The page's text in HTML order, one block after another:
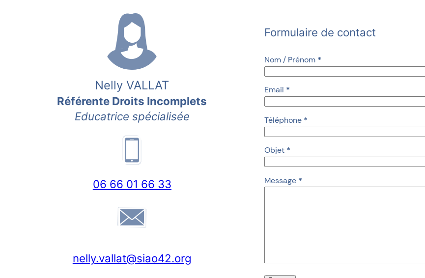
Nelly VALLAT
Référente Droits Incomplets
Educatrice spécialisée
06 66 01 66 33
nelly.vallat@siao42.org
Formulaire de contact
Nom / Prénom *
Email *
Téléphone *
Objet *
Message *